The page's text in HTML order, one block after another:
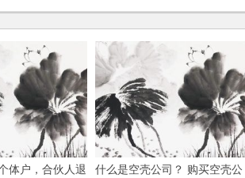
体户，合伙人退
什么是空壳公司？ 购买空壳公